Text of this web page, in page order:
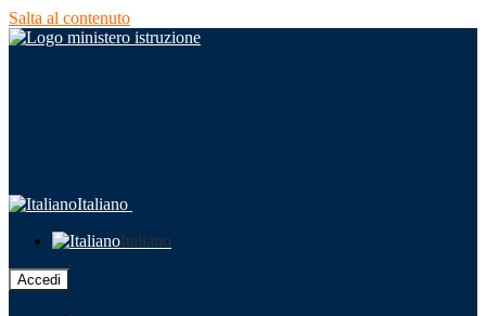
Salta al contenuto
Italiano
Italiano
Accedi